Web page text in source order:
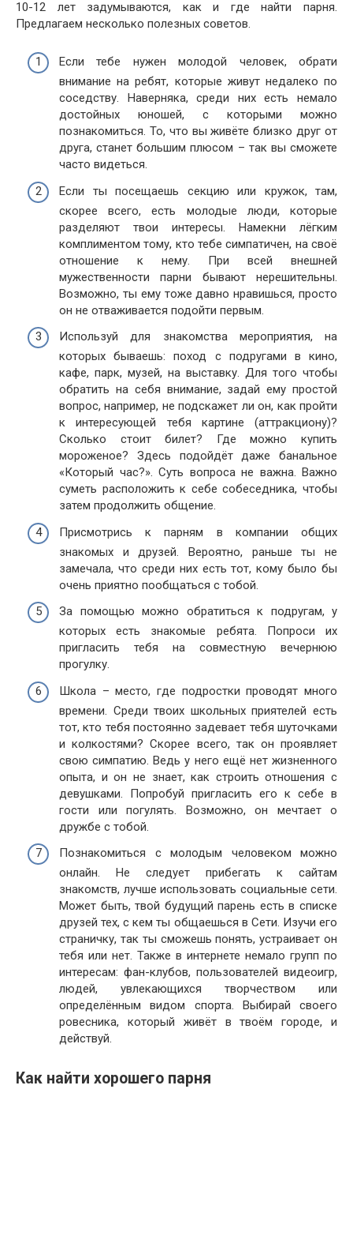
10-12 лет задумываются, как и где найти парня.
Предлагаем несколько полезных советов.
Если тебе нужен молодой человек, обрати
внимание на ребят, которые живут недалеко по
соседству. Наверняка, среди них есть немало
достойных юношей, с которыми можно
познакомиться. То, что вы живёте близко друг от
друга, станет большим плюсом – так вы сможете
часто видеться.
Если ты посещаешь секцию или кружок, там,
скорее всего, есть молодые люди, которые
разделяют твои интересы. Намекни лёгким
комплиментом тому, кто тебе симпатичен, на своё
отношение к нему. При всей внешней
мужественности парни бывают нерешительны.
Возможно, ты ему тоже давно нравишься, просто
он не отваживается подойти первым.
Используй для знакомства мероприятия, на
которых бываешь: поход с подругами в кино,
кафе, парк, музей, на выставку. Для того чтобы
обратить на себя внимание, задай ему простой
вопрос, например, не подскажет ли он, как пройти
к интересующей тебя картине (аттракциону)?
Сколько стоит билет? Где можно купить
мороженое? Здесь подойдёт даже банальное
«Который час?». Суть вопроса не важна. Важно
суметь расположить к себе собеседника, чтобы
затем продолжить общение.
Присмотрись к парням в компании общих
знакомых и друзей. Вероятно, раньше ты не
замечала, что среди них есть тот, кому было бы
очень приятно пообщаться с тобой.
За помощью можно обратиться к подругам, у
которых есть знакомые ребята. Попроси их
пригласить тебя на совместную вечернюю
прогулку.
Школа – место, где подростки проводят много
времени. Среди твоих школьных приятелей есть
тот, кто тебя постоянно задевает тебя шуточками
и колкостями? Скорее всего, так он проявляет
свою симпатию. Ведь у него ещё нет жизненного
опыта, и он не знает, как строить отношения с
девушками. Попробуй пригласить его к себе в
гости или погулять. Возможно, он мечтает о
дружбе с тобой.
Познакомиться с молодым человеком можно
онлайн. Не следует прибегать к сайтам
знакомств, лучше использовать социальные сети.
Может быть, твой будущий парень есть в списке
друзей тех, с кем ты общаешься в Сети. Изучи его
страничку, так ты сможешь понять, устраивает он
тебя или нет. Также в интернете немало групп по
интересам: фан-клубов, пользователей видеоигр,
людей, увлекающихся творчеством или
определённым видом спорта. Выбирай своего
ровесника, который живёт в твоём городе, и
действуй.
Как найти хорошего парня